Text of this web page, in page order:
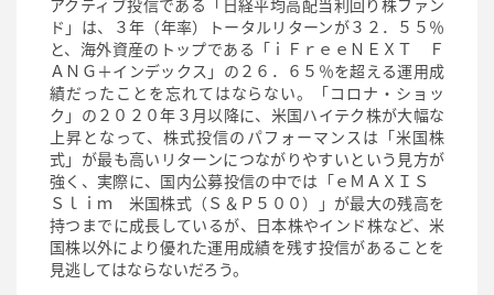
アクティブ投信である「日経平均高配当利回り株ファン
ド」は、３年（年率）トータルリターンが３２．５５％
と、海外資産のトップである「ｉＦｒｅｅＮＥＸＴ Ｆ
ＡＮＧ＋インデックス」の２６．６５％を超える運用成
績だったことを忘れてはならない。「コロナ・ショッ
ク」の２０２０年３月以降に、米国ハイテク株が大幅な
上昇となって、株式投信のパフォーマンスは「米国株
式」が最も高いリターンにつながりやすいという見方が
強く、実際に、国内公募投信の中では「ｅＭＡＸＩＳ
Ｓｌｉｍ 米国株式（Ｓ＆Ｐ５００）」が最大の残高を
持つまでに成長しているが、日本株やインド株など、米
国株以外により優れた運用成績を残す投信があることを
見逃してはならないだろう。